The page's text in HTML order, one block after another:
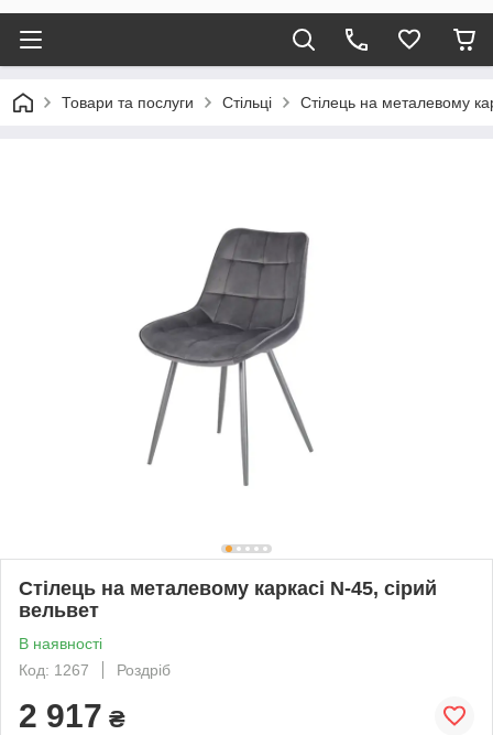
Товари та послуги Стільці Стілець на металевому
Стілець на металевому каркасі N-45, сірий
вельвет
В наявності
Код: 1267
Роздріб
2 917 ₴